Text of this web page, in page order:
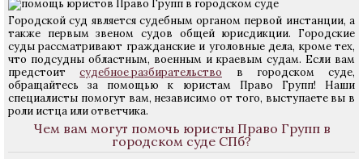
Городской суд является судебным органом первой инстанции, а
также первым звеном судов общей юрисдикции. Городские
суды рассматривают гражданские и уголовные дела, кроме тех,
что подсудны областным, военным и краевым судам. Если вам
предстоитсудебное разбирательство в городском суде,
обращайтесь за помощью к юристам Право Групп! Наши
специалисты помогут вам, независимо от того, выступаете вы в
роли истца или ответчика.
Чем вам могут помочь юристы Право Групп в
городском суде СПб?